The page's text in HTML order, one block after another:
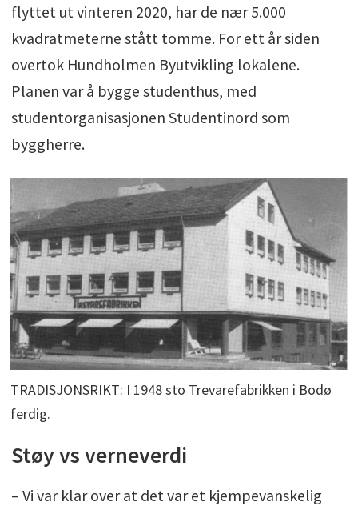
flyttet ut vinteren 2020, har de nær 5.000
kvadratmeterne stått tomme. For ett år siden
overtok Hundholmen Byutvikling lokalene.
Planen var å bygge studenthus, med
studentorganisasjonen Studentinord som
byggherre.
TRADISJONSRIKT: I 1948 sto Trevarefabrikken i Bodø
ferdig.
Støy vs verneverdi
– Vi var klar over at det var et kjempevanskelig